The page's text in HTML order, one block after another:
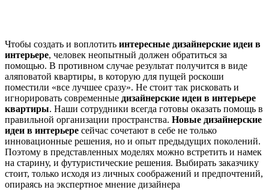
Чтобы создать и воплотить интересные дизайнерские идеи в
интерьере, человек неопытный должен обратиться за
помощью. В противном случае результат получится в виде
аляповатой квартиры, в которую для пущей роскоши
поместили «все лучшее сразу». Не стоит так рисковать и
игнорировать современные дизайнерские идеи в интерьере
квартиры. Наши сотрудники всегда готовы оказать помощь в
правильной организации пространства. Новые дизайнерские
идеи в интерьере сейчас сочетают в себе не только
инновационные решения, но и опыт предыдущих поколений.
Поэтому в представленных моделях можно встретить и намек
на старину, и футуристические решения. Выбирать заказчику
стоит, только исходя из личных соображений и предпочтений,
опираясь на экспертное мнение дизайнера